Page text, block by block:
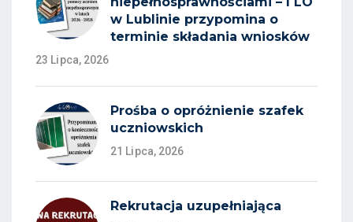
w Lublinie przypomina o
terminie składania wniosków
23 Lipca, 2026
Prośba o opróżnienie szafek
uczniowskich
21 Lipca, 2026
Rekrutacja uzupełniająca